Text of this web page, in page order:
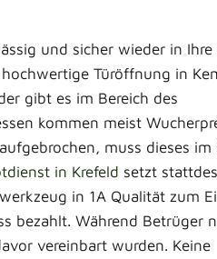
und sicher wieder in
Türöffnung in
gibt es im Bereich des
kommen meist
muss dieses im
in Krefeld setzt
in 1A Qualität zum
bezahlt. Während Betrüger
vereinbart wurden. Keine